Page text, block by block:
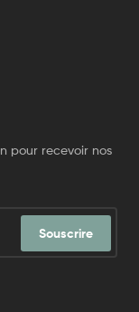
pour recevoir nos
Souscrire